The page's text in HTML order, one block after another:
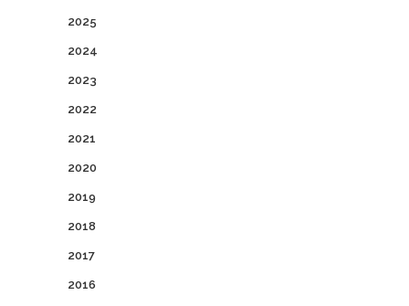
2025
2024
2023
2022
2021
2020
2019
2018
2017
2016